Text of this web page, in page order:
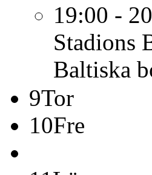
19:00 -
Stadions
Baltiska
9Tor
10Fre